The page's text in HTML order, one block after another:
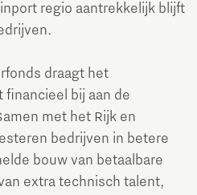
regio aantrekkelijk blijft
draagt het
bij aan de
met het Rijk en
bedrijven in betere
bouw van betaalbare
extra technisch talent,